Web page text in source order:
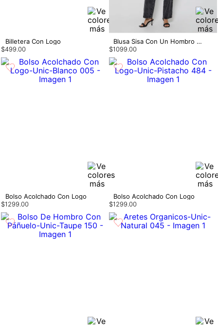
Billetera Con Logo
$499.00
Blusa Sisa Con Un Hombro De Amarrar
$1099.00
Bolso Acolchado Con Logo
$1299.00
Bolso Acolchado Con Logo
$1299.00